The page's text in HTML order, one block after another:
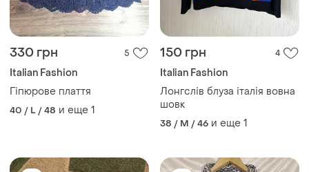
330 грн 5
Italian Fashion
Гіпюрове плаття
40 / L / 48 и еще 1
150 грн 4
Italian Fashion
Лонгслів блуза італія вовна
шовк
38 / M / 46 и еще 1